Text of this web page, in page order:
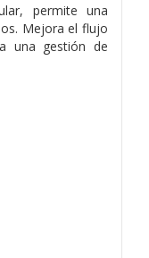
permite una
Mejora el flujo
una gestión de